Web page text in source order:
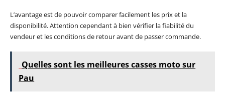
L’avantage est de pouvoir comparer facilement les prix et la
disponibilité. Attention cependant à bien vérifier la fiabilité du
vendeur et les conditions de retour avant de passer commande.
Quelles sont les meilleures casses moto sur
Pau